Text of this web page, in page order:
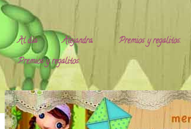
Al día Alejandra. Premios y regalitos.
Premios y regalitos.